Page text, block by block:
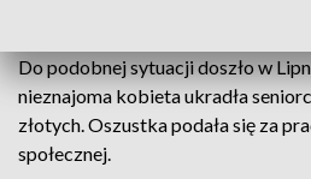
Do podobnej sytuacji doszło w
nieznajoma kobieta ukradła
złotych. Oszustka podała się za
społecznej.